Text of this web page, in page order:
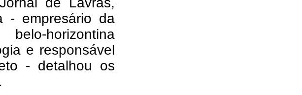
- empresário da
horizontina
e responsável
- detalhou os